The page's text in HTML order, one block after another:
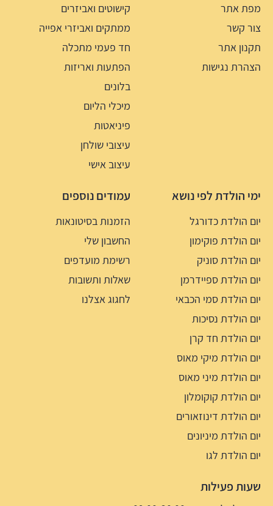
מפת אתר
צור קשר
תקנון אתר
הצהרת נגישות
קישוטים ואביזרים
ממתקים ואביזרי אפייה
חד פעמי מתכלה
הפתעות ואריזות
בלונים
מיכלי הליום
פיניאטות
עיצובי שולחן
עיצוב אישי
ימי הולדת לפי נושא
יום הולדת כדורגל
יום הולדת פוקימון
יום הולדת סוניק
יום הולדת ספיידרמן
יום הולדת סמי הכבאי
יום הולדת נסיכות
יום הולדת חד קרן
יום הולדת מיקי מאוס
יום הולדת מיני מאוס
יום הולדת קוקומלון
יום הולדת דינוזאורים
יום הולדת מיניונים
יום הולדת לגו
עמודים נוספים
הזמנות בסיטונאות
החשבון שלי
רשימת מועדפים
שאלות ותשובות
לחגוג אצלנו
שעות פעילות